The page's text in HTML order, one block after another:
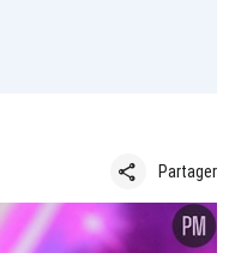
share Partager